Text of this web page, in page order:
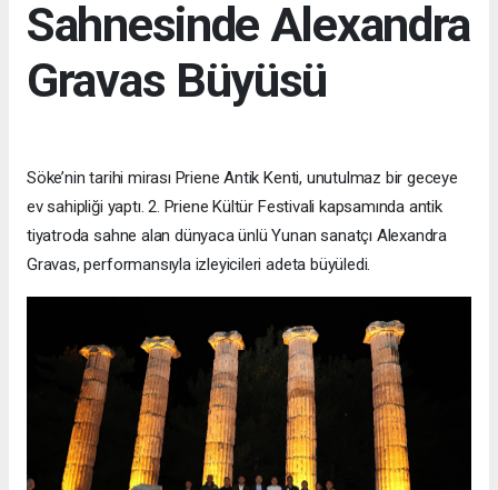
Sahnesinde Alexandra
Gravas Büyüsü
Söke’nin tarihi mirası Priene Antik Kenti, unutulmaz bir geceye
ev sahipliği yaptı. 2. Priene Kültür Festivali kapsamında antik
tiyatroda sahne alan dünyaca ünlü Yunan sanatçı Alexandra
Gravas, performansıyla izleyicileri adeta büyüledi.